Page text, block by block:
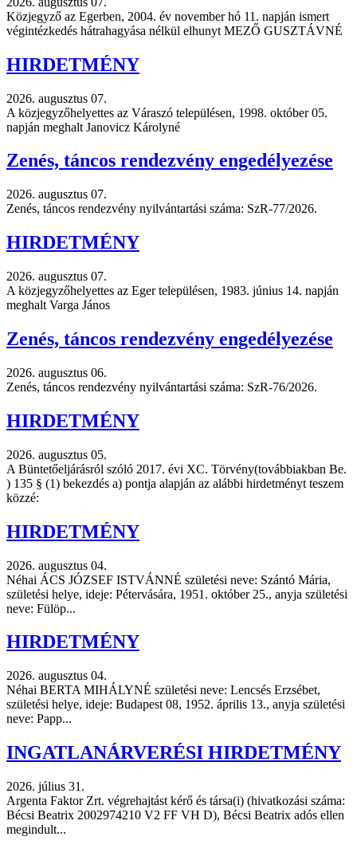
Közjegyző az Egerben, 2004. év november hó 11. napján ismert
végintézkedés hátrahagyása nélkül elhunyt MEZŐ GUSZTÁVNÉ
HIRDETMÉNY
2026. augusztus 07.
A közjegyzőhelyettes az Váraszó településen, 1998. október 05.
napján meghalt Janovicz Károlyné
Zenés, táncos rendezvény engedélyezése
2026. augusztus 07.
Zenés, táncos rendezvény nyilvántartási száma: SzR-77/2026.
HIRDETMÉNY
2026. augusztus 07.
A közjegyzőhelyettes az Eger településen, 1983. június 14. napján
meghalt Varga János
Zenés, táncos rendezvény engedélyezése
2026. augusztus 06.
Zenés, táncos rendezvény nyilvántartási száma: SzR-76/2026.
HIRDETMÉNY
2026. augusztus 05.
A Büntetőeljárásról szóló 2017. évi XC. Törvény(továbbiakban Be.
) 135 § (1) bekezdés a) pontja alapján az alábbi hirdetményt teszem
közzé:
HIRDETMÉNY
2026. augusztus 04.
Néhai ÁCS JÓZSEF ISTVÁNNÉ születési neve: Szántó Mária,
születési helye, ideje: Pétervására, 1951. október 25., anyja születési
neve: Fülöp...
HIRDETMÉNY
2026. augusztus 04.
Néhai BERTA MIHÁLYNÉ születési neve: Lencsés Erzsébet,
születési helye, ideje: Budapest 08, 1952. április 13., anyja születési
neve: Papp...
INGATLANÁRVERÉSI HIRDETMÉNY
2026. július 31.
Argenta Faktor Zrt. végrehajtást kérő és társa(i) (hivatkozási száma:
Bécsi Beatrix 2002974210 V2 FF VH D), Bécsi Beatrix adós ellen
megindult...